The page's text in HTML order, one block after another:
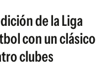
de la Liga
con un clásico
clubes